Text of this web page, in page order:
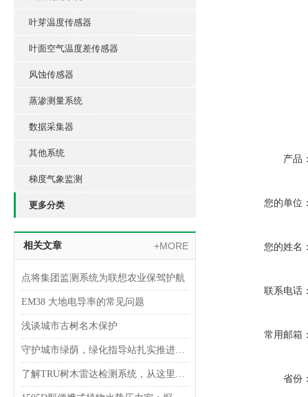
叶芽温度传感器
叶面空气温度差传感器
风蚀传感器
蒸渗测量系统
数据采集器
其他系统
梯度气象监测
更多分类
相关文章 +MORE
点将集团监测系统为联想农业保驾护航
EM38 大地电导率的常见问题
浅谈城市古树名木保护
守护城市绿荫，绿化指导站扎实推进行道树风险监测
了解TRU树木雷达检测系统，从这里开始！
产品
您的单位
您的姓名
联系电话
常用邮箱
省份